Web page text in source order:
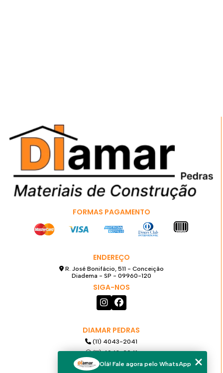
FORMAS PAGAMENTO
ENDEREÇO
R. José Bonifácio, 511 - Conceição
Diadema - SP - 09960-120
SIGA-NOS
DIAMAR PEDRAS
(11) 4043-2041
(11) 4043-2041
(11) 99921-6068
Olá! Fale agora pelo WhatsApp